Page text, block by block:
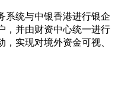
系统与中银香港进行银企
，并由财资中心统一进行
实现对境外资金可视、